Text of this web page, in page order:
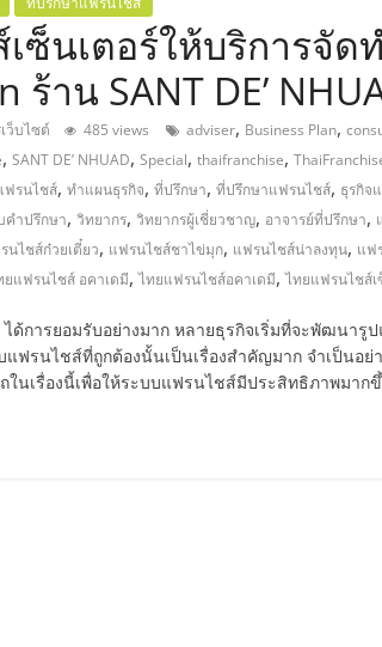
ซ็นเตอร์ให้บริการจัด
ร้าน SANT DE’
ว็บไซต์ 485 views adviser, Business Plan,
, SANT DE’ NHUAD, Special, thaifranchise,
ฟรนไชส์, ทำแผนธุรกิจ, ที่ปรึกษา, ที่ปรึกษาแฟรนไชส์, ธุรกิจ
คำปรึกษา, วิทยากร, วิทยากรผู้เชี่ยวชาญ, อาจารย์ที่ปรึกษา,
นไชส์ก๋วยเตี๋ยว, แฟรนไชส์ชาไข่มุก, แฟรนไชส์น่าลงทุน, แฟ
ยแฟรนไชส์ อคาเดมี,ไทยแฟรนไชส์อคาเดมี,ไทยแฟรนไชส์เ
ด้การยอมรับอย่างมาก หลายธุรกิจเริ่มที่จะพัฒนารู
แฟรนไชส์ที่ถูกต้องนั้นเป็นเรื่องสำคัญมาก จำเป็นอย่
ในเรื่องนี้เพื่อให้ระบบแฟรนไชส์มีประสิทธิภาพมาก